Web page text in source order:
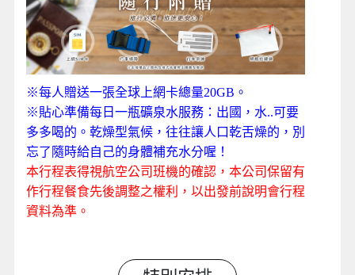
※每人贈送一張全球上網卡總量20GB。
※貼心準備每日一瓶礦泉水服務：出國，水..可要
多多喝的。乾燥型氣候，往往讓人口乾舌燥的，別
忘了隨時給自己的身體補充水分喔！
本行程表得視航空公司班機的確認，本公司保留有
作行程餐食先後調整之權利，以出發前說明會行程
資料為準。